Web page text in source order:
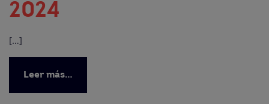
2024
[…]
Leer más…